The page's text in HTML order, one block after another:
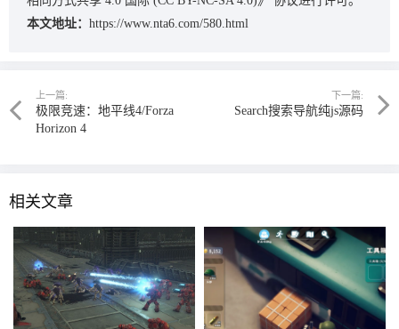
本文地址： https://www.nta6.com/580.html
上一篇:
极限竞速：地平线4/Forza
Horizon 4
下一篇:
Search搜索导航纯js源码
相关文章